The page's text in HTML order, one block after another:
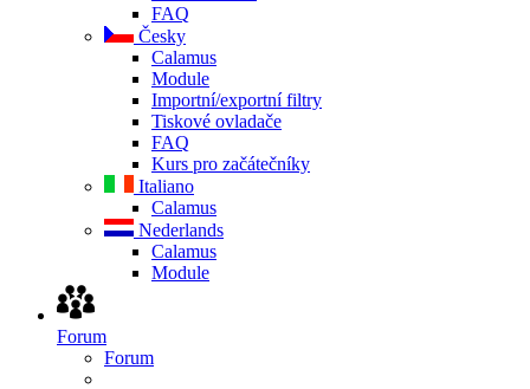
FAQ
Česky
Calamus
Module
Importní/exportní filtry
Tiskové ovladače
FAQ
Kurs pro začátečníky
Italiano
Calamus
Nederlands
Calamus
Module
Forum
Forum